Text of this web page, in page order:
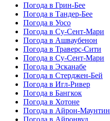
Погода в Грин-Бее
Погода в Тандер-Бее
Погода в Уосо
Погода в Су-Сент-Мари
Погода в Ашваубенон
Погода в Траверс-Сити
Погода в Су-Сент-Мари
Погода в Эсканабе
Погода в Стерджен-Бей
Погода в Игл-Ривер
Погода в Бангкок
Погода в Хотоне
Погода в Айрон-Маунтин
Погода в Айронвуд